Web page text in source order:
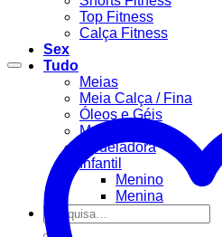
Top Fitness
Calça Fitness
Sex
Tudo
Meias
Meia Calça / Fina
Óleos e Géis
Masculino
Modeladora
Infantil
Menino
Menina
Pesquisar
por: